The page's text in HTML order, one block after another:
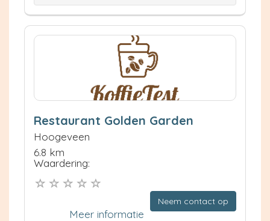
Restaurant Golden Garden
Hoogeveen
6.8 km
Waardering:
Neem contact op
Meer informatie